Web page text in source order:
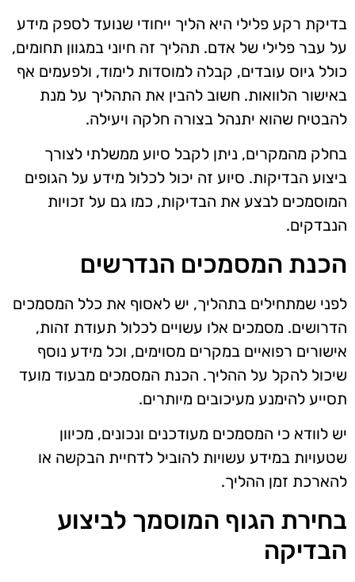
בדיקת רקע פלילי היא הליך ייחודי שנועד לספק מידע
על עבר פלילי של אדם. תהליך זה חיוני במגוון תחומים,
כולל גיוס עובדים, קבלה למוסדות לימוד, ולפעמים אף
באישור הלוואות. חשוב להבין את התהליך על מנת
להבטיח שהוא יתנהל בצורה חלקה ויעילה.
בחלק מהמקרים, ניתן לקבל סיוע ממשלתי לצורך
ביצוע הבדיקות. סיוע זה יכול לכלול מידע על הגופים
המוסמכים לבצע את הבדיקות, כמו גם על זכויות
הנבדקים.
הכנת המסמכים הנדרשים
לפני שמתחילים בתהליך, יש לאסוף את כלל המסמכים
הדרושים. מסמכים אלו עשויים לכלול תעודת זהות,
אישורים רפואיים במקרים מסוימים, וכל מידע נוסף
שיכול להקל על ההליך. הכנת המסמכים מבעוד מועד
תסייע להימנע מעיכובים מיותרים.
יש לוודא כי המסמכים מעודכנים ונכונים, מכיוון
שטעויות במידע עשויות להוביל לדחיית הבקשה או
להארכת זמן ההליך.
בחירת הגוף המוסמך לביצוע
הבדיקה